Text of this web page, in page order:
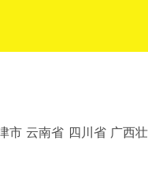
云南省 四川省 广西